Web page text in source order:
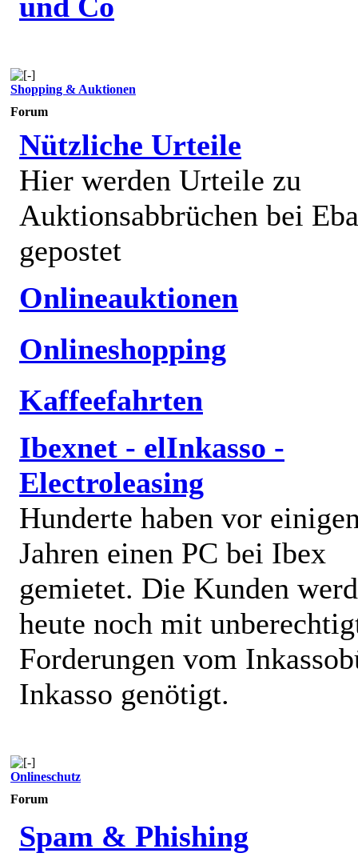
Shopping & Auktionen
Forum
Nützliche Urteile
Hier werden Urteile zu
Auktionsabbrüchen bei
gepostet
Onlineauktionen
Onlineshopping
Kaffeefahrten
Ibexnet - elInkasso -
Electroleasing
Hunderte haben vor
Jahren einen PC bei Ibex
gemietet. Die Kunden
heute noch mit
Forderungen vom
Inkasso genötigt.
Onlineschutz
Forum
Spam & Phishing